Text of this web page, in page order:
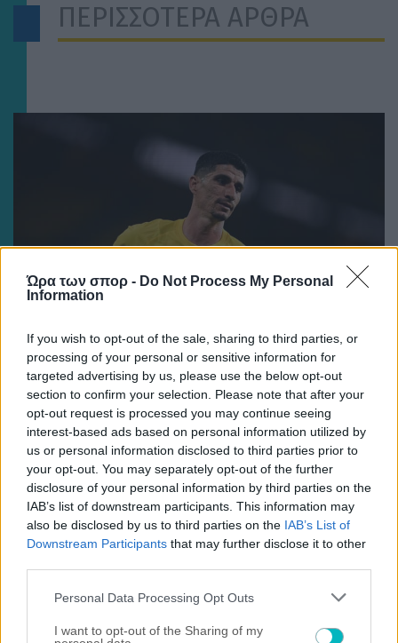
Ώρα των σπορ - Do Not Process My Personal
Information
If you wish to opt-out of the sale, sharing to third parties, or
processing of your personal or sensitive information for
targeted advertising by us, please use the below opt-out
section to confirm your selection. Please note that after your
opt-out request is processed you may continue seeing
interest-based ads based on personal information utilized by
us or personal information disclosed to third parties prior to
your opt-out. You may separately opt-out of the further
disclosure of your personal information by third parties on the
IAB’s list of downstream participants. This information may
also be disclosed by us to third parties on the IAB’s List of
Downstream Participants that may further disclose it to other
Please note that this website/app uses one or more Google
not limited to your visit or usage behaviour. You may click to
Personal Data Processing Opt Outs
I want to opt-out of the Sharing of my
ΠΕΡΙΣΣΟΤΕΡΑ ΑΡΘΡΑ
ΠΟΔΟΣΦΑΙΡΟ ΑΕΚ
Ερχεται η νέα εμφάνιση της ΑΕΚ – Πως θα μοιάζει